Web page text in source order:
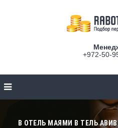
+972-50-
В ОТЕЛЬ МАЯМИ В ТЕЛЬ